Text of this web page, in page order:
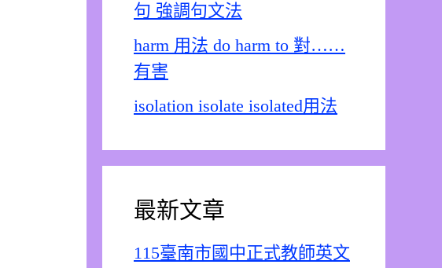
句 強調句文法
harm 用法 do harm to 對……
有害
isolation isolate isolated用法
最新文章
115臺南市國中正式教師英文